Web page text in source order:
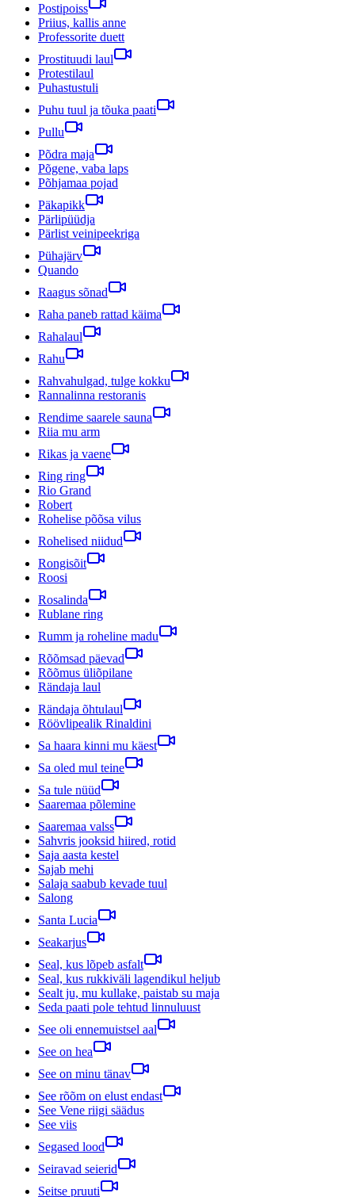
Postipoiss
Priius, kallis anne
Professorite duett
Prostituudi laul
Protestilaul
Puhastustuli
Puhu tuul ja tõuka paati
Pullu
Põdra maja
Põgene, vaba laps
Põhjamaa pojad
Päkapikk
Pärlipüüdja
Pärlist veinipeekriga
Pühajärv
Quando
Raagus sõnad
Raha paneb rattad käima
Rahalaul
Rahu
Rahvahulgad, tulge kokku
Rannalinna restoranis
Rendime saarele sauna
Riia mu arm
Rikas ja vaene
Ring ring
Rio Grand
Robert
Rohelise põõsa vilus
Rohelised niidud
Rongisõit
Roosi
Rosalinda
Rublane ring
Rumm ja roheline madu
Rõõmsad päevad
Rõõmus üliõpilane
Rändaja laul
Rändaja õhtulaul
Röövlipealik Rinaldini
Sa haara kinni mu käest
Sa oled mul teine
Sa tule nüüd
Saaremaa põlemine
Saaremaa valss
Sahvris jooksid hiired, rotid
Saja aasta kestel
Sajab mehi
Salaja saabub kevade tuul
Salong
Santa Lucia
Seakarjus
Seal, kus lõpeb asfalt
Seal, kus rukkiväli lagendikul heljub
Sealt ju, mu kullake, paistab su maja
Seda paati pole tehtud linnuluust
See oli ennemuistsel aal
See on hea
See on minu tänav
See rõõm on elust endast
See Vene riigi säädus
See viis
Segased lood
Seiravad seierid
Seitse pruuti